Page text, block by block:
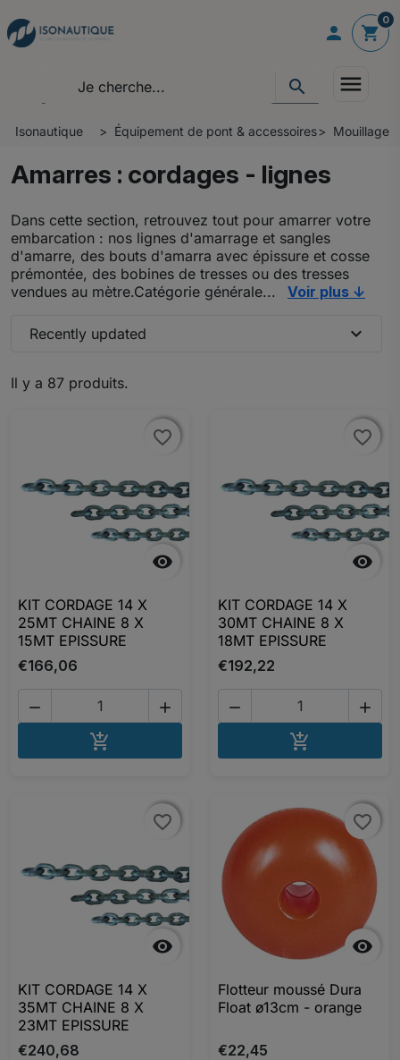
 shopping_cart
0
search menu
Isonautique Équipement de pont & accessoires Mouillage
Amarres : cordages - lignes
Dans cette section, retrouvez tout pour amarrer votre
embarcation : nos lignes d'amarrage et sangles
d'amarre, des bouts d'amarra avec épissure et cosse
prémontée, des bobines de tresses ou des tresses
vendues au mètre.Catégorie générale...
Voir plus ↓
Il y a 87 produits.
Recently updated expand_more

favorite_border
favorite_border
KIT CORDAGE 14 X
25MT CHAINE 8 X
15MT EPISSURE
€166,06
 


favorite_border
favorite_border
KIT CORDAGE 14 X
30MT CHAINE 8 X
18MT EPISSURE
€192,22
 


favorite_border
favorite_border
KIT CORDAGE 14 X
35MT CHAINE 8 X
23MT EPISSURE
€240,68

favorite_border
favorite_border
Flotteur moussé Dura
Float ø13cm - orange
€22,45